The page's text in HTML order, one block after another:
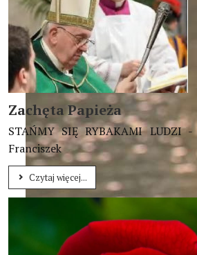
Zachęta Papieża
STAŃMY SIĘ RYBAKAMI LUDZI
Franciszek
Czytaj więcej...